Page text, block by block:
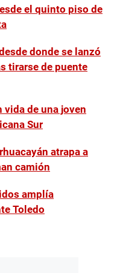
el quinto piso de
donde se lanzó
tirarse de puente
vida de una joven
Sur
atrapa a
camión
amplía
Toledo